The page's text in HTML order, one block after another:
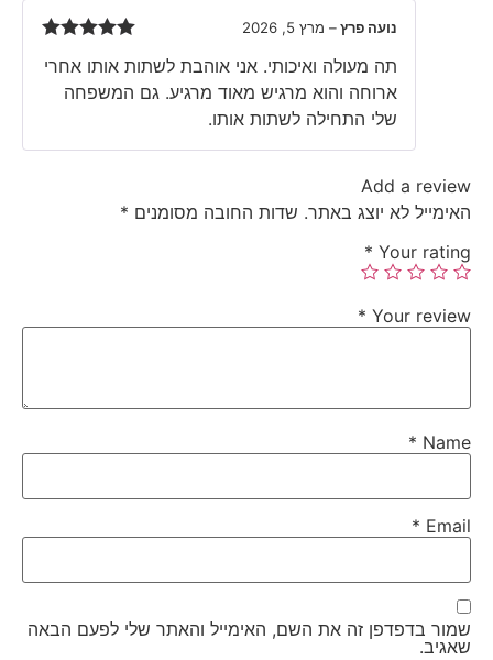
of 5
נועה פרץ– מרץ 5, 2026
תה מעולה ואיכותי. אני אוהבת לשתות אותו אחרי
ארוחה והוא מרגיש מאוד מרגיע. גם המשפחה
שלי התחילה לשתות אותו.
Add a review
האימייל לא יוצג באתר. שדות החובה מסומנים *
Your rating
*
Your review
*
Name
*
Email
*
שמור בדפדפן זה את השם, האימייל והאתר שלי לפעם הבאה
שאגיב.